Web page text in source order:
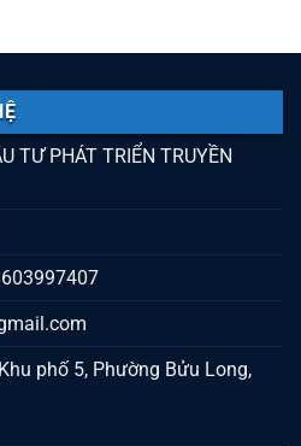
TƯ PHÁT TRIỂN TRUYỀN
phố 5, Phường Bửu Long,